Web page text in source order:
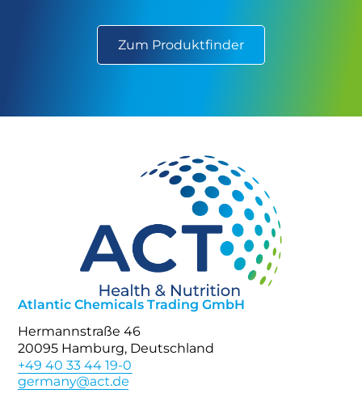
Zum Produktfinder
Atlantic Chemicals Trading GmbH
Hermannstraße 46
20095 Hamburg, Deutschland
+49 40 33 44 19-0